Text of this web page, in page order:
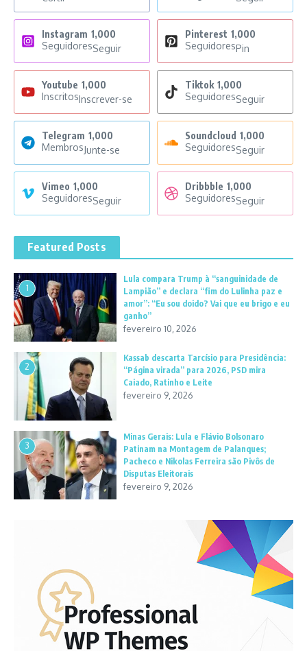
Instagram 1,000
SeguidoresSeguir
Pinterest 1,000
SeguidoresPin
Youtube 1,000
InscritosInscrever-se
Tiktok 1,000
SeguidoresSeguir
Telegram 1,000
MembrosJunte-se
Soundcloud 1,000
SeguidoresSeguir
Vimeo 1,000
SeguidoresSeguir
Dribbble 1,000
SeguidoresSeguir
Featured Posts
1
Lula compara Trump à “sanguinidade de
Lampião” e declara “fim do Lulinha paz e
amor”: “Eu sou doido? Vai que eu brigo e eu
ganho”
fevereiro 10, 2026
2
Kassab descarta Tarcísio para Presidência:
“Página virada” para 2026, PSD mira
Caiado, Ratinho e Leite
fevereiro 9, 2026
3
Minas Gerais: Lula e Flávio Bolsonaro
Patinam na Montagem de Palanques;
Pacheco e Nikolas Ferreira são Pivôs de
Disputas Eleitorais
fevereiro 9, 2026